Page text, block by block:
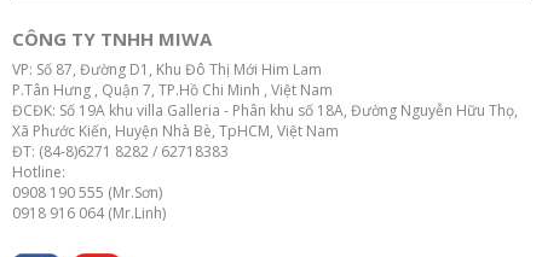
CÔNG TY TNHH MIWA
VP: Số 87, Đường D1, Khu Đô Thị Mới Him Lam
P.Tân Hưng , Quận 7, TP.Hồ Chi Minh , Việt Nam
ĐCĐK: Số 19A khu villa Galleria - Phân khu số 18A, Đường Nguyễn Hữu Thọ,
Xã Phước Kiến, Huyện Nhà Bè, TpHCM, Việt Nam
ĐT: (84-8)6271 8282 / 62718383
Hotline:
0908 190 555 (Mr.Sơn)
0918 916 064 (Mr.Linh)